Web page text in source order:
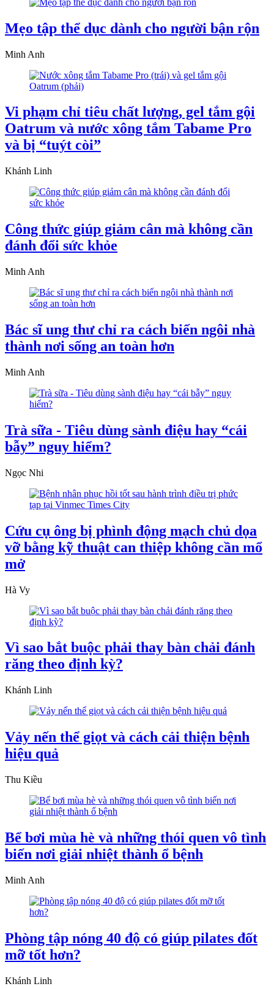
Mẹo tập thể dục dành cho người bận rộn
Minh Anh
Vi phạm chỉ tiêu chất lượng, gel tắm gội
Oatrum và nước xông tắm Tabame Pro
và bị “tuýt còi”
Khánh Linh
Công thức giúp giảm cân mà không cần
đánh đổi sức khỏe
Minh Anh
Bác sĩ ung thư chỉ ra cách biến ngôi nhà
thành nơi sống an toàn hơn
Minh Anh
Trà sữa - Tiêu dùng sành điệu hay “cái
bẫy” nguy hiểm?
Ngọc Nhi
Cứu cụ ông bị phình động mạch chủ dọa
vỡ bằng kỹ thuật can thiệp không cần mổ
mở
Hà Vy
Vì sao bắt buộc phải thay bàn chải đánh
răng theo định kỳ?
Khánh Linh
Vảy nến thể giọt và cách cải thiện bệnh
hiệu quả
Thu Kiều
Bể bơi mùa hè và những thói quen vô tình
biến nơi giải nhiệt thành ổ bệnh
Minh Anh
Phòng tập nóng 40 độ có giúp pilates đốt
mỡ tốt hơn?
Khánh Linh